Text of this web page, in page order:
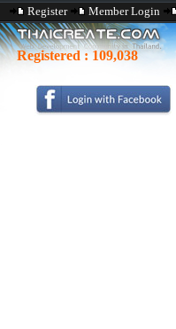
Register Member Login
Registered : 109,038